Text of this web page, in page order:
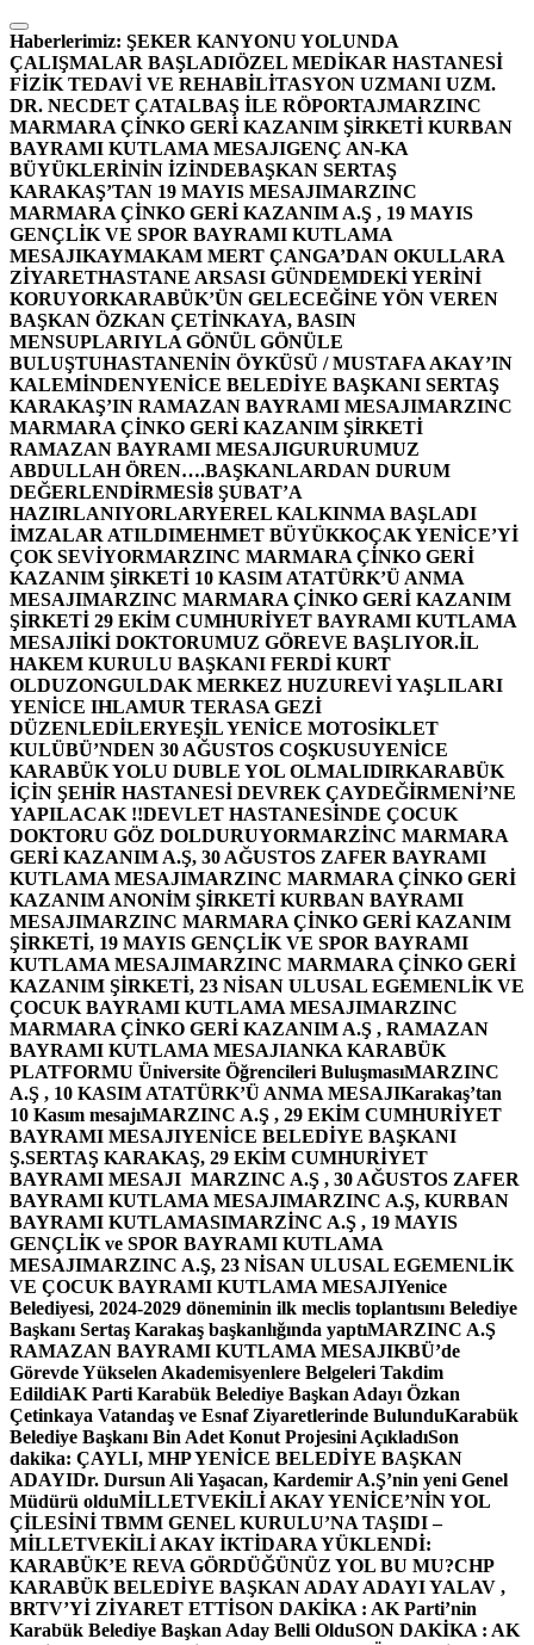
İçeriğe
atla
Haberlerimiz: ŞEKER KANYONU YOLUNDA
ÇALIŞMALAR BAŞLADIÖZEL MEDİKAR HASTANESİ
FİZİK TEDAVİ VE REHABİLİTASYON UZMANI UZM.
DR. NECDET ÇATALBAŞ İLE RÖPORTAJMARZINC
MARMARA ÇİNKO GERİ KAZANIM ŞİRKETİ KURBAN
BAYRAMI KUTLAMA MESAJIGENÇ AN-KA
BÜYÜKLERİNİN İZİNDEBAŞKAN SERTAŞ
KARAKAŞ’TAN 19 MAYIS MESAJIMARZINC
MARMARA ÇİNKO GERİ KAZANIM A.Ş , 19 MAYIS
GENÇLİK VE SPOR BAYRAMI KUTLAMA
MESAJIKAYMAKAM MERT ÇANGA’DAN OKULLARA
ZİYARETHASTANE ARSASI GÜNDEMDEKİ YERİNİ
KORUYORKARABÜK’ÜN GELECEĞİNE YÖN VEREN
BAŞKAN ÖZKAN ÇETİNKAYA, BASIN
MENSUPLARIYLA GÖNÜL GÖNÜLE
BULUŞTUHASTANENİN ÖYKÜSÜ / MUSTAFA AKAY’IN
KALEMİNDENYENİCE BELEDİYE BAŞKANI SERTAŞ
KARAKAŞ’IN RAMAZAN BAYRAMI MESAJIMARZINC
MARMARA ÇİNKO GERİ KAZANIM ŞİRKETİ
RAMAZAN BAYRAMI MESAJIGURURUMUZ
ABDULLAH ÖREN….BAŞKANLARDAN DURUM
DEĞERLENDİRMESİ8 ŞUBAT’A
HAZIRLANIYORLARYEREL KALKINMA BAŞLADI
İMZALAR ATILDIMEHMET BÜYÜKKOÇAK YENİCE’Yİ
ÇOK SEVİYORMARZINC MARMARA ÇİNKO GERİ
KAZANIM ŞİRKETİ 10 KASIM ATATÜRK’Ü ANMA
MESAJIMARZINC MARMARA ÇİNKO GERİ KAZANIM
ŞİRKETİ 29 EKİM CUMHURİYET BAYRAMI KUTLAMA
MESAJIİKİ DOKTORUMUZ GÖREVE BAŞLIYOR.İL
HAKEM KURULU BAŞKANI FERDİ KURT
OLDUZONGULDAK MERKEZ HUZUREVİ YAŞLILARI
YENİCE IHLAMUR TERASA GEZİ
DÜZENLEDİLERYEŞİL YENİCE MOTOSİKLET
KULÜBÜ’NDEN 30 AĞUSTOS COŞKUSUYENİCE
KARABÜK YOLU DUBLE YOL OLMALIDIRKARABÜK
İÇİN ŞEHİR HASTANESİ DEVREK ÇAYDEĞİRMENİ’NE
YAPILACAK !!DEVLET HASTANESİNDE ÇOCUK
DOKTORU GÖZ DOLDURUYORMARZİNC MARMARA
GERİ KAZANIM A.Ş, 30 AĞUSTOS ZAFER BAYRAMI
KUTLAMA MESAJIMARZINC MARMARA ÇİNKO GERİ
KAZANIM ANONİM ŞİRKETİ KURBAN BAYRAMI
MESAJIMARZINC MARMARA ÇİNKO GERİ KAZANIM
ŞİRKETİ, 19 MAYIS GENÇLİK VE SPOR BAYRAMI
KUTLAMA MESAJIMARZINC MARMARA ÇİNKO GERİ
KAZANIM ŞİRKETİ, 23 NİSAN ULUSAL EGEMENLİK VE
ÇOCUK BAYRAMI KUTLAMA MESAJIMARZINC
MARMARA ÇİNKO GERİ KAZANIM A.Ş , RAMAZAN
BAYRAMI KUTLAMA MESAJIANKA KARABÜK
PLATFORMU Üniversite Öğrencileri BuluşmasıMARZINC
A.Ş , 10 KASIM ATATÜRK’Ü ANMA MESAJIKarakaş’tan
10 Kasım mesajıMARZINC A.Ş , 29 EKİM CUMHURİYET
BAYRAMI MESAJIYENİCE BELEDİYE BAŞKANI
Ş.SERTAŞ KARAKAŞ, 29 EKİM CUMHURİYET
BAYRAMI MESAJI MARZINC A.Ş , 30 AĞUSTOS ZAFER
BAYRAMI KUTLAMA MESAJIMARZINC A.Ş, KURBAN
BAYRAMI KUTLAMASIMARZİNC A.Ş , 19 MAYIS
GENÇLİK ve SPOR BAYRAMI KUTLAMA
MESAJIMARZINC A.Ş, 23 NİSAN ULUSAL EGEMENLİK
VE ÇOCUK BAYRAMI KUTLAMA MESAJIYenice
Belediyesi, 2024-2029 döneminin ilk meclis toplantısını Belediye
Başkanı Sertaş Karakaş başkanlığında yaptıMARZINC A.Ş
RAMAZAN BAYRAMI KUTLAMA MESAJIKBÜ’de
Görevde Yükselen Akademisyenlere Belgeleri Takdim
EdildiAK Parti Karabük Belediye Başkan Adayı Özkan
Çetinkaya Vatandaş ve Esnaf Ziyaretlerinde BulunduKarabük
Belediye Başkanı Bin Adet Konut Projesini AçıkladıSon
dakika: ÇAYLI, MHP YENİCE BELEDİYE BAŞKAN
ADAYIDr. Dursun Ali Yaşacan, Kardemir A.Ş’nin yeni Genel
Müdürü olduMİLLETVEKİLİ AKAY YENİCE’NİN YOL
ÇİLESİNİ TBMM GENEL KURULU’NA TAŞIDI –
MİLLETVEKİLİ AKAY İKTİDARA YÜKLENDİ:
KARABÜK’E REVA GÖRDÜĞÜNÜZ YOL BU MU?CHP
KARABÜK BELEDİYE BAŞKAN ADAY ADAYI YALAV ,
BRTV’Yİ ZİYARET ETTİSON DAKİKA : AK Parti’nin
Karabük Belediye Başkan Aday Belli OlduSON DAKİKA : AK